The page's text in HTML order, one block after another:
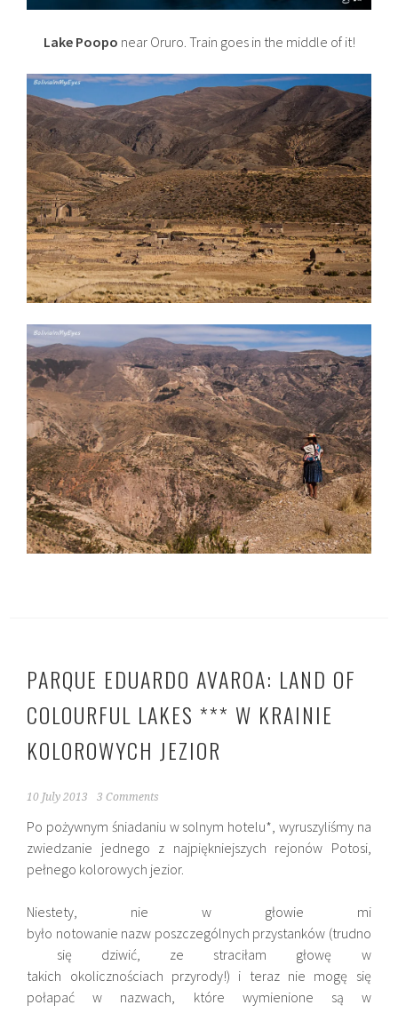
Lake Poopo near Oruro. Train goes in the middle of it!
PARQUE EDUARDO AVAROA: LAND OF
COLOURFUL LAKES *** W KRAINIE
KOLOROWYCH JEZIOR
10 July 2013 3 Comments
Po pożywnym śniadaniu w solnym hotelu*, wyruszyliśmy na
zwiedzanie jednego z najpiękniejszych rejonów Potosi,
pełnego kolorowych jezior.
Niestety, nie w głowie mi
było notowanie nazw poszczególnych przystanków (trudno
się dziwić, ze straciłam głowę w
takich okolicznościach przyrody!) i teraz nie mogę się
połapać w nazwach, które wymienione są w